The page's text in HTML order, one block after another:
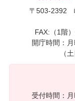
〒503-2392
FAX:（1階
開庁時間：
（
受付時間：